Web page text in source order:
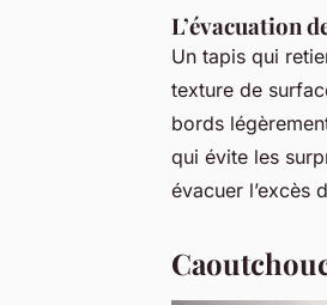
L’évacuation
Un tapis qui
texture de
bords
qui évite les
évacuer l’excès